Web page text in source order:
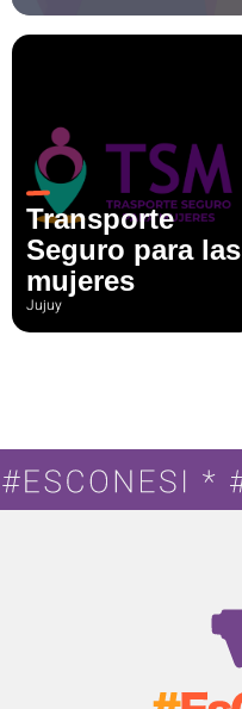
Transporte
Seguro para las
mujeres
Jujuy